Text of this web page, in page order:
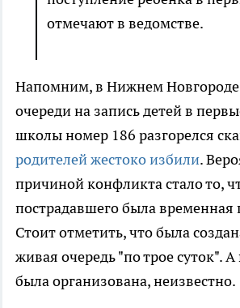
отмечают в ведомстве.
Напомним, в Нижнем
очереди на запись детей в
школы номер 186 разгорелся
родителей жестоко избили.
причиной конфликта стало то,
пострадавшего была временная
Стоит отметить, что была
живая очередь "по трое суток".
была организована, неизвестно.